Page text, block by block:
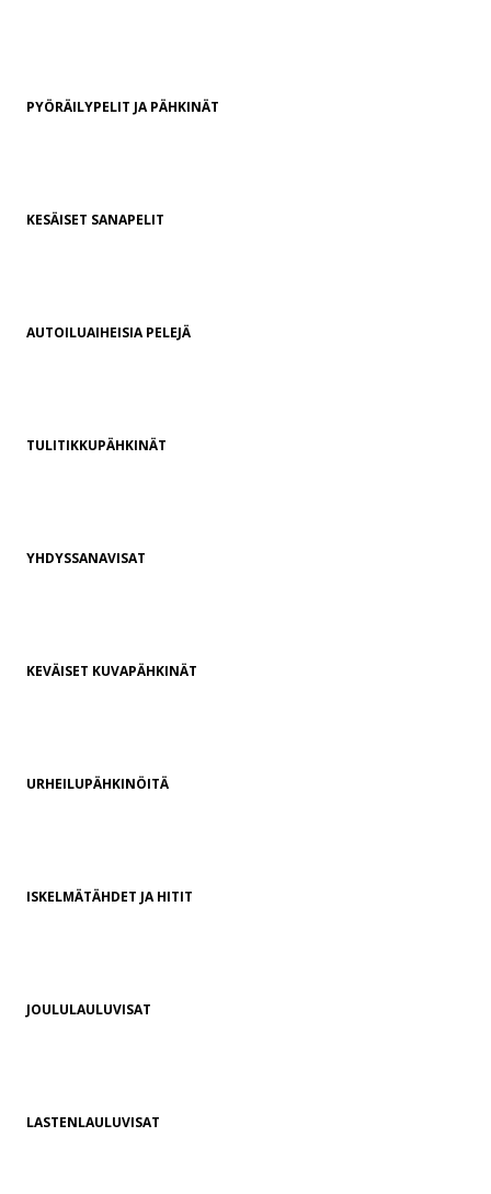
PYÖRÄILYPELIT JA PÄHKINÄT
KESÄISET SANAPELIT
AUTOILUAIHEISIA PELEJÄ
TULITIKKUPÄHKINÄT
YHDYSSANAVISAT
KEVÄISET KUVAPÄHKINÄT
URHEILUPÄHKINÖITÄ
ISKELMÄTÄHDET JA HITIT
JOULULAULUVISAT
LASTENLAULUVISAT